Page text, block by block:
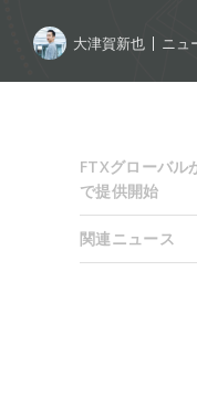
大津賀新也 ニュ
FTXグローバル
で提供開始
関連ニュース